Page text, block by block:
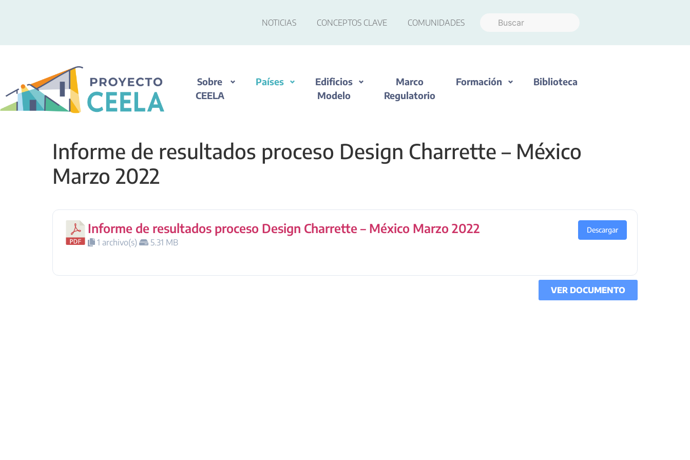
NOTICIAS CONCEPTOS CLAVE COMUNIDADES
Sobre
CEELA
Países
Edificios
Modelo
Marco
Regulatorio
Formación Biblioteca
Informe de resultados proceso Design Charrette – México
Marzo 2022
Informe de resultados proceso Design Charrette – México Marzo 2022
1 archivo(s) 5.31 MB
Descargar
VER DOCUMENTO